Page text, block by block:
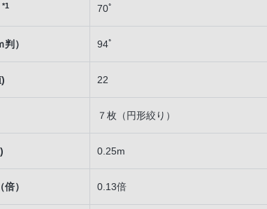
*1 70ﾟ
） 94ﾟ
22
７枚（円形絞り）
0.25m
） 0.13倍